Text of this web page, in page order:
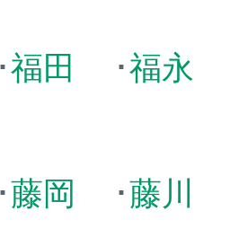
･福田 ･福永
･藤岡 ･藤川